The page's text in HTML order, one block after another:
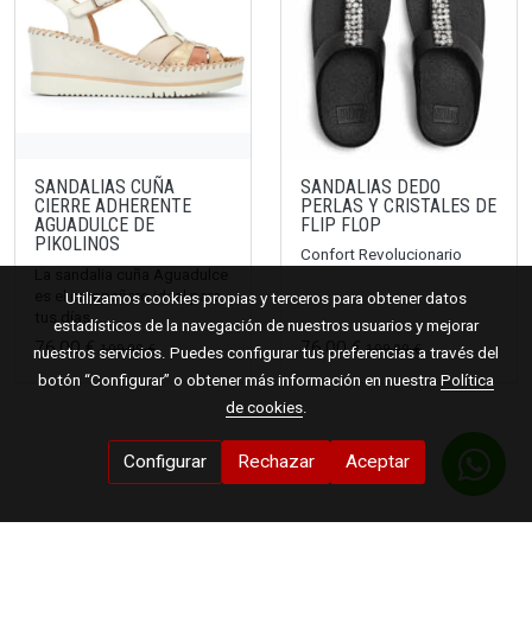
SANDALIAS CUÑA
CIERRE ADHERENTE
AGUADULCE DE
PIKOLINOS
es el compañero ideal para
tus días ...
76,00 € 109,00 €
SANDALIAS DEDO
PERLAS Y CRISTALES DE
FLIP FLOP
Confort Revolucionario
76,00 €109,00 €
Utilizamos cookies propias y terceros para obtener datos
estadísticos de la navegación de nuestros usuarios y mejorar
nuestros servicios. Puedes configurar tus preferencias a través del
botón “Configurar” o obtener más información en nuestra Política
de cookies.
Configurar Rechazar Aceptar